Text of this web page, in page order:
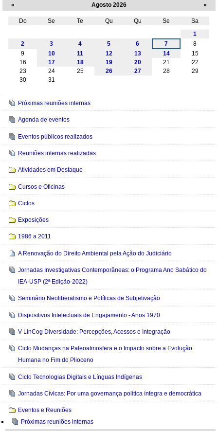
« Agosto 2026 »
Do Se Te Qu Qu Se
Sa
1
2
3 4 5 6 7
8
9
10 11 12 13 14
15
16
17 18 19 20 21
22
23
24 25 26 27 28
29
30
31
Navegação
Próximas reuniões internas
Agenda de eventos
Eventos públicos realizados
Reuniões internas realizadas
Atividades em Destaque
Cursos e Oficinas
Ciclos
Exposições
1986 a 2011
A Renovação do Direito Ambiental pela Ação do Judiciário
Jornadas Investigativas Contemporâneas: o Programa Ano Sabático do
IEA-USP (2ª Edição-2022)
Seminário Neoliberalismo e Políticas de Subjetivação
Dispositivos Intelectuais de Engajamento - Anos 1970
V LinCog Diversidade: Percepções, Acessos e Integração
Ciclo Mudanças na Paleoatmosfera e o Impacto sobre a Evolução
Humana no Fim do Plioceno
Ciclo Tecnologias Digitais e Línguas Indígenas
Jornadas Cívicas: Por uma governança política íntegra e democrática
Eventos e Reuniões
Próximas reuniões internas